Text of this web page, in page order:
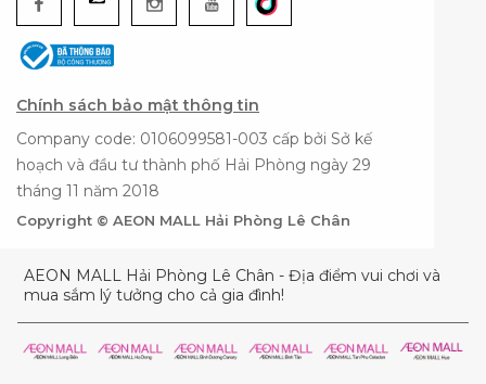
Chính sách bảo mật thông tin
Company code: 0106099581-003 cấp bởi Sở kế
hoạch và đầu tư thành phố Hải Phòng ngày 29
tháng 11 năm 2018
Copyright © AEON MALL Hải Phòng Lê Chân
AEON MALL Hải Phòng Lê Chân - Địa điểm vui chơi và
mua sắm lý tưởng cho cả gia đình!